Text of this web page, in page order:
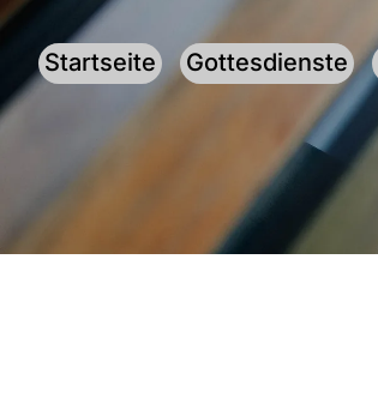
Startseite Gottesdienste